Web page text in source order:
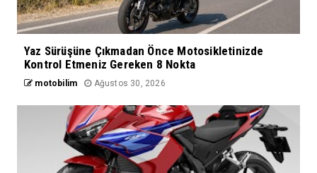
Yaz Sürüşüne Çıkmadan Önce Motosikletinizde
Kontrol Etmeniz Gereken 8 Nokta
motobilim Ağustos 30, 2026